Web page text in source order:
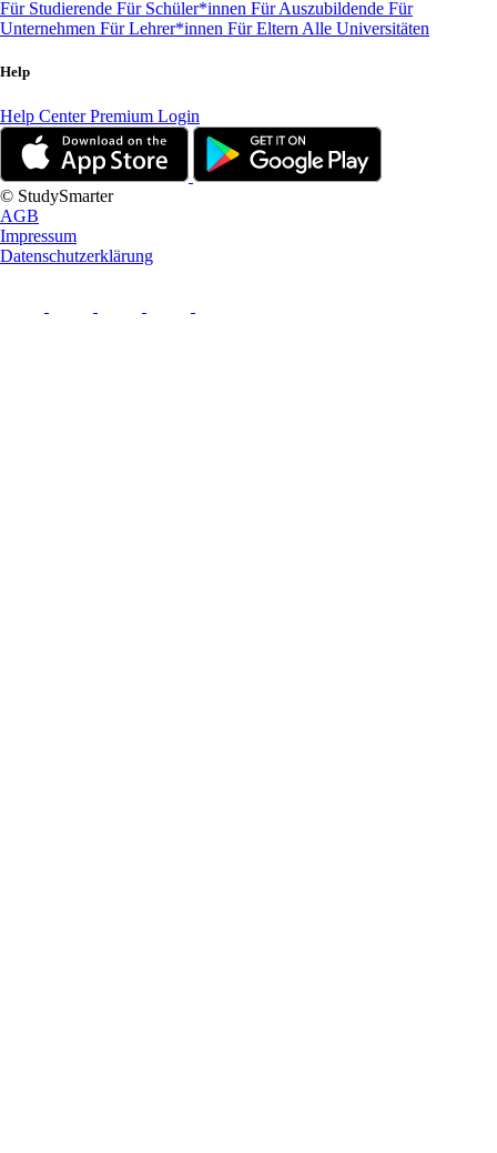
Für Studierende Für Schüler*innen Für Auszubildende Für
Unternehmen Für Lehrer*innen Für Eltern Alle Universitäten
Help
Help CenterPremium Login
© StudySmarter
AGB
Impressum
Datenschutzerklärung